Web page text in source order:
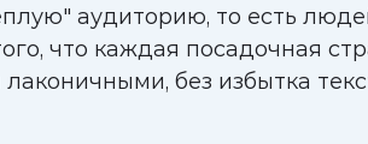
аудиторию, то есть
что каждая посадочная
без избытка